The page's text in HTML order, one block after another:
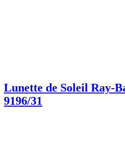
Lunette de Soleil Ray-
9196/31